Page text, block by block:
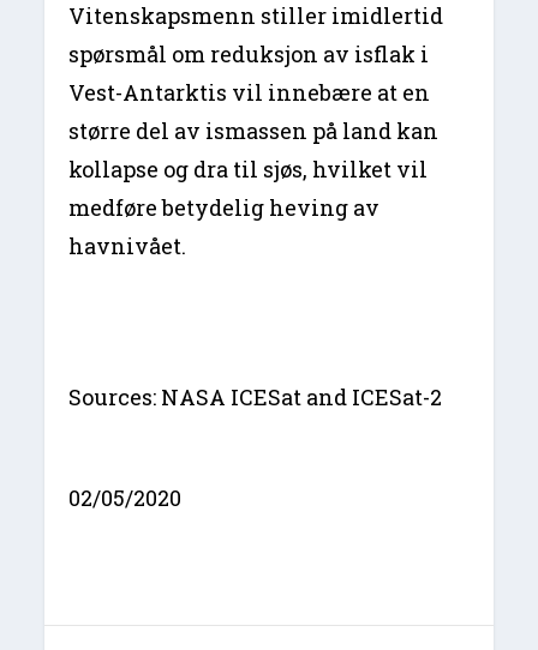
Vitenskapsmenn stiller imidlertid
spørsmål om reduksjon av isflak i
Vest-Antarktis vil innebære at en
større del av ismassen på land kan
kollapse og dra til sjøs, hvilket vil
medføre betydelig heving av
havnivået.
Sources: NASA ICESat and ICESat-2
02/05/2020